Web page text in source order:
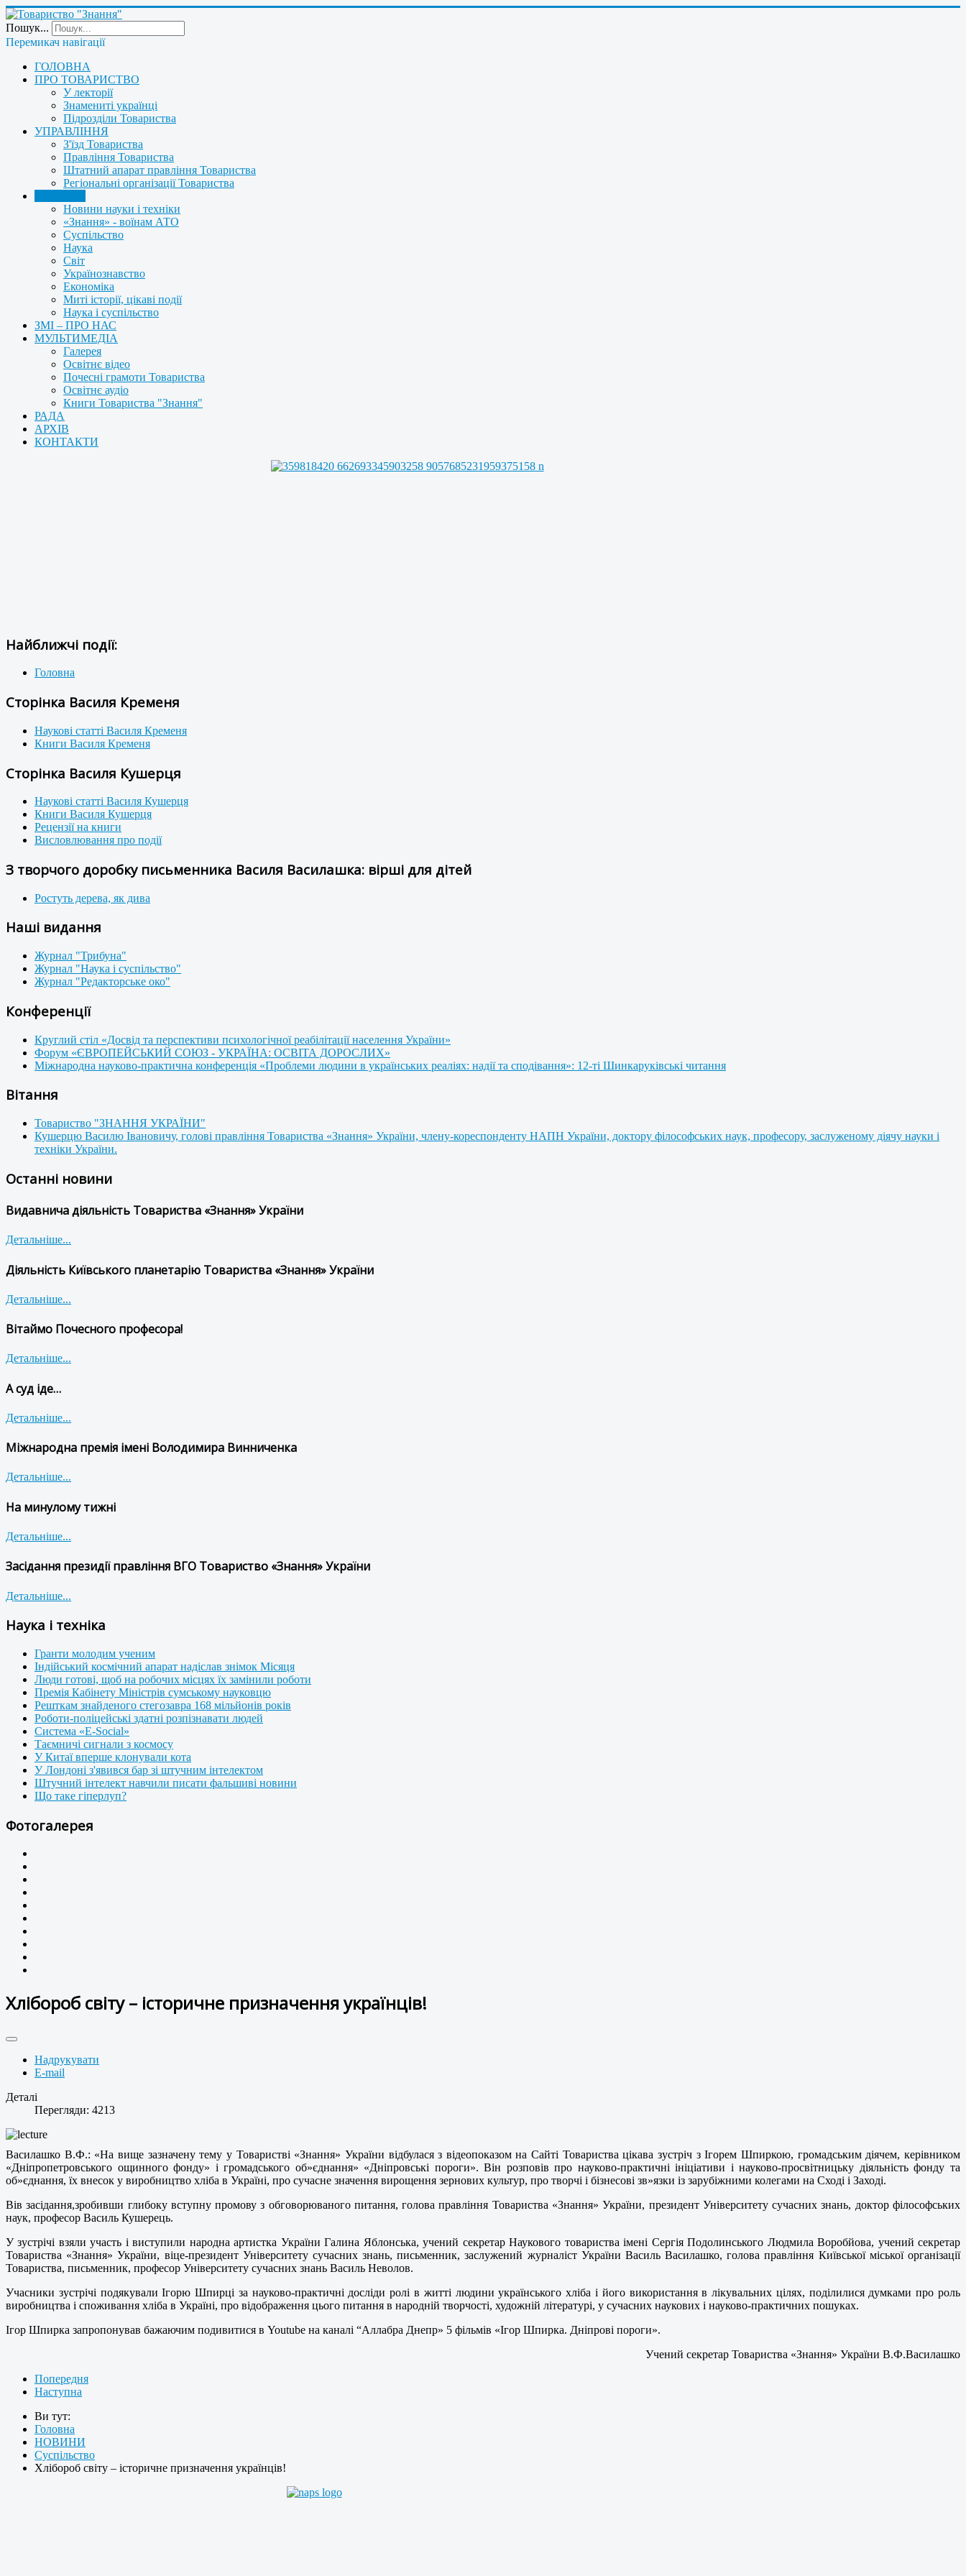
Пошук...
Перемикач навігації
ГОЛОВНА
ПРО ТОВАРИСТВО
У лекторії
Знамениті українці
Підрозділи Товариства
УПРАВЛІННЯ
З'їзд Товариства
Правління Товариства
Штатний апарат правління Товариства
Регіональні організації Товариства
Новини науки і техніки
«Знання» - воїнам АТО
Суспільство
Наука
Світ
Українознавство
Економіка
Миті історії, цікаві події
Наука і суспільство
ЗМІ – ПРО НАС
МУЛЬТИМЕДІА
Галерея
Освітнє відео
Почесні грамоти Товариства
Освітнє аудіо
Книги Товариства "Знання"
РАДА
АРХІВ
КОНТАКТИ
Найближчі події:
Головна
Сторінка Василя Кременя
Наукові статті Василя Кременя
Книги Василя Кременя
Сторінка Василя Кушерця
Наукові статті Василя Кушерця
Книги Василя Кушерця
Рецензії на книги
Висловлювання про події
З творчого доробку письменника Василя Василашка: вірші для дітей
Ростуть дерева, як дива
Наші видання
Журнал "Трибуна"
Журнал "Наука і суспільство"
Журнал "Редакторське око"
Конференції
Круглий стіл «Досвід та перспективи психологічної реабілітації населення України»
Форум «ЄВРОПЕЙСЬКИЙ СОЮЗ - УКРАЇНА: ОСВІТА ДОРОСЛИХ»
Міжнародна науково-практична конференція «Проблеми людини в українських реаліях: надії та сподівання»: 12-ті Шинкаруківські читання
Вітання
Товариство "ЗНАННЯ УКРАЇНИ"
Кушерцю Василю Івановичу, голові правління Товариства «Знання» України, члену-кореспонденту НАПН України, доктору філософських наук, професору, заслуженому діячу науки і
техніки України.
Останні новини
Видавнича діяльність Товариства «Знання» України
Детальніше...
Діяльність Київського планетарію Товариства «Знання» України
Детальніше...
Вітаймо Почесного професора!
Детальніше...
А суд іде…
Детальніше...
Міжнародна премія імені Володимира Винниченка
Детальніше...
На минулому тижні
Детальніше...
Засідання президії правління ВГО Товариство «Знання» України
Детальніше...
Наука і техніка
Гранти молодим ученим
Індійський космічний апарат надіслав знімок Місяця
Люди готові, щоб на робочих місцях їх замінили роботи
Премія Кабінету Міністрів сумському науковцю
Решткам знайденого стегозавра 168 мільйонів років
Роботи-поліцейські здатні розпізнавати людей
Система «E-Social»
Таємничі сигнали з космосу
У Китаї вперше клонували кота
У Лондоні з'явився бар зі штучним інтелектом
Штучний інтелект навчили писати фальшиві новини
Що таке гіперлуп?
Фотогалерея
Хлібороб світу – історичне призначення українців!
Надрукувати
E-mail
Деталі
Перегляди: 4213
Василашко В.Ф.: «На вище зазначену тему у Товаристві «Знання» України відбулася з відеопоказом на Сайті Товариства цікава зустріч з Ігорем Шпиркою, громадським діячем, керівником
«Дніпропетровського ощинного фонду» і громадського об»єднання» «Дніпровські пороги». Він розповів про науково-практичні ініціативи і науково-просвітницьку діяльність фонду та
об»єднання, їх внесок у виробництво хліба в Україні, про сучасне значення вирощення зернових культур, про творчі і бізнесові зв»язки із зарубіжними колегами на Сході і Заході.
Вів засідання,зробивши глибоку вступну промову з обговорюваного питання, голова правління Товариства «Знання» України, президент Університету сучасних знань, доктор філософських
наук, професор Василь Кушерець.
У зустрічі взяли участь і виступили народна артистка України Галина Яблонська, учений секретар Наукового товариства імені Сергія Подолинського Людмила Воробйова, учений секретар
Товариства «Знання» України, віце-президент Університету сучасних знань, письменник, заслужений журналіст України Василь Василашко, голова правління Київської міської організації
Товариства, письменник, професор Університету сучасних знань Василь Неволов.
Учасники зустрічі подякували Ігорю Шпирці за науково-практичні досліди ролі в житті людини українського хліба і його використання в лікувальних цілях, поділилися думками про роль
виробництва і споживання хліба в Україні, про відображення цього питання в народній творчості, художній літературі, у сучасних наукових і науково-практичних пошуках.
Iгор Шпирка запропонував бажаючим подивитися в Youtube на каналі “Аллабра Днепр» 5 фільмів «Ігор Шпирка. Дніпрові пороги».
Учений секретар Товариства «Знання» України В.Ф.Василашко
Попередня
Наступна
Ви тут:
Головна
НОВИНИ
Суспільство
Хлібороб світу – історичне призначення українців!